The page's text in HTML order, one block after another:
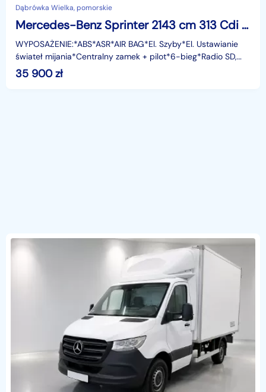
Dąbrówka Wielka, pomorskie
Mercedes-Benz Sprinter 2143 cm 313 Cdi 130KM Klima Tempomat
WYPOSAŻENIE:*ABS*ASR*AIR BAG*El. Szyby*El. Ustawianie
świateł mijania*Centralny zamek + pilot*6-bieg*Radio SD,
Bluetooth*Tempomat*Limiter Prędkości*Klimatyzacja
35 900zł